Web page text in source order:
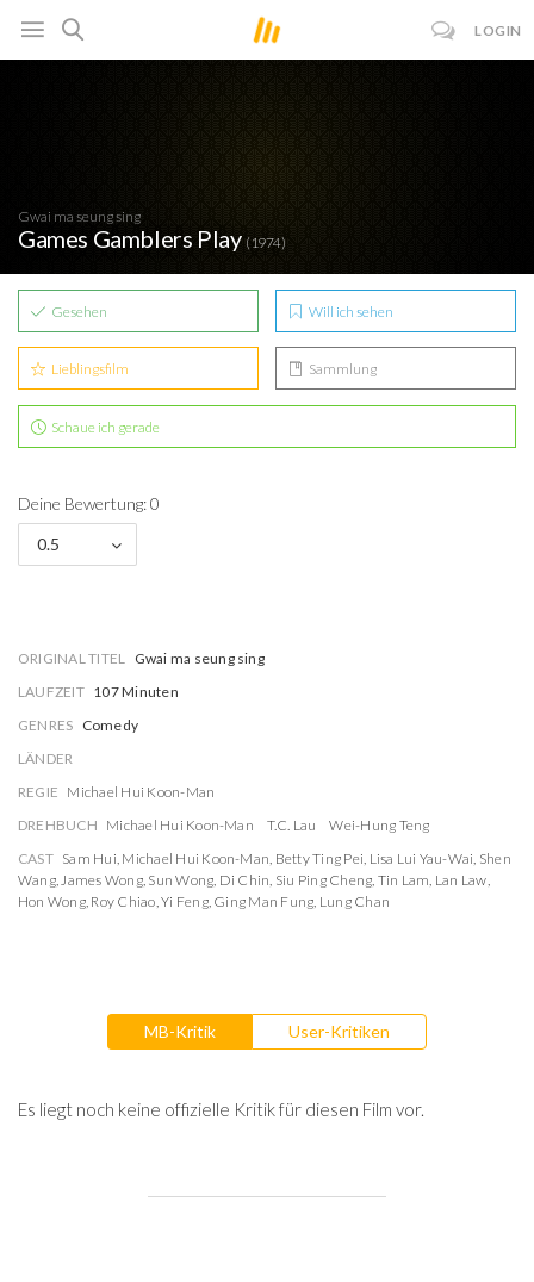
LOGIN
Gwai ma seung sing
Games Gamblers Play (1974)
Gesehen Will ich sehen
Lieblingsfilm Sammlung
Schaue ich gerade
Deine Bewertung: 0
0.5
ORIGINAL TITEL Gwai ma seung sing
LAUFZEIT 107 Minuten
GENRES Comedy
LÄNDER
REGIE Michael Hui Koon-Man
DREHBUCH Michael Hui Koon-Man T.C. Lau
Wei-Hung Teng
CAST Sam Hui, Michael Hui Koon-Man, Betty Ting Pei, Lisa Lui Yau-Wai, Shen
Wang,James Wong, Sun Wong, Di Chin, Siu Ping Cheng, Tin Lam, Lan Law,
Hon Wong, Roy Chiao,Yi Feng, Ging Man Fung, Lung Chan
MB-Kritik User-Kritiken
Es liegt noch keine offizielle Kritik für diesen Film vor.